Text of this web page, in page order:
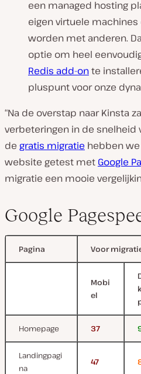
een managed hosting
eigen virtuele
worden met anderen.
optie om heel
Redis add-onte
pluspunt voor onze
“Na de overstap naar Kinsta
verbeteringen in de snelheid
de gratis migratie hebben
website getest met Google
migratie een mooie
Google
Pagina Voor
Mobi
el
Homepage 37
Landingpagi
na
47